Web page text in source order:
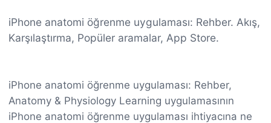
iPhone anatomi öğrenme uygulaması: Rehber. Akış,
Karşılaştırma, Popüler aramalar, App Store.
iPhone anatomi öğrenme uygulaması: Rehber,
Anatomy & Physiology Learning uygulamasının
iPhone anatomi öğrenme uygulaması ihtiyacına ne